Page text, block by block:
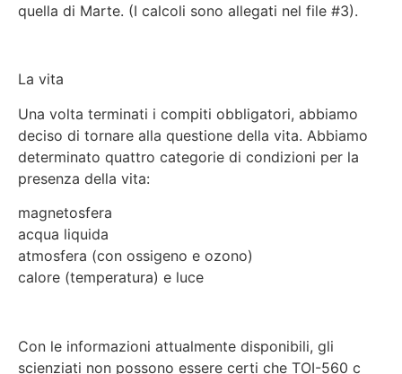
quella di Marte. (I calcoli sono allegati nel file #3).
La vita
Una volta terminati i compiti obbligatori, abbiamo
deciso di tornare alla questione della vita. Abbiamo
determinato quattro categorie di condizioni per la
presenza della vita:
magnetosfera
acqua liquida
atmosfera (con ossigeno e ozono)
calore (temperatura) e luce
Con le informazioni attualmente disponibili, gli
scienziati non possono essere certi che TOI-560 c